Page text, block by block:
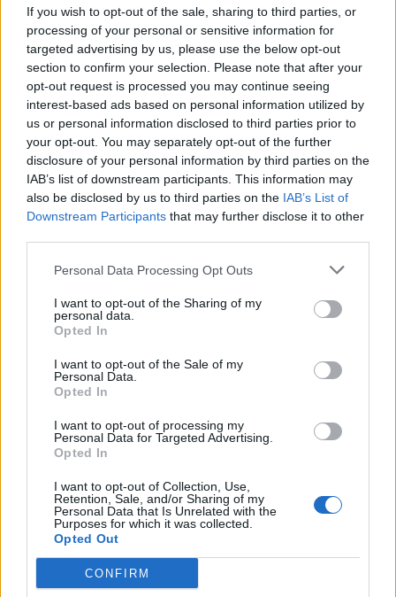
If you wish to opt-out of the sale, sharing to third parties, or
processing of your personal or sensitive information for
targeted advertising by us, please use the below opt-out
section to confirm your selection. Please note that after your
opt-out request is processed you may continue seeing
interest-based ads based on personal information utilized by
us or personal information disclosed to third parties prior to
your opt-out. You may separately opt-out of the further
disclosure of your personal information by third parties on the
IAB’s list of downstream participants. This information may
also be disclosed by us to third parties on the IAB’s List of
Downstream Participants that may further disclose it to other
Personal Data Processing Opt Outs
I want to opt-out of the Sharing of my
personal data.
Opted In
I want to opt-out of the Sale of my
Personal Data.
Opted In
I want to opt-out of processing my
Personal Data for Targeted Advertising.
Opted In
I want to opt-out of Collection, Use,
Retention, Sale, and/or Sharing of my
Personal Data that Is Unrelated with the
Purposes for which it was collected.
Opted Out
CONFIRM